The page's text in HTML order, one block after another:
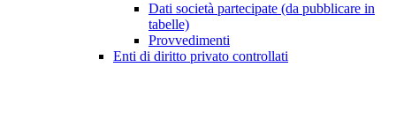
Dati società partecipate (da pubblicare in
tabelle)
Provvedimenti
Enti di diritto privato controllati